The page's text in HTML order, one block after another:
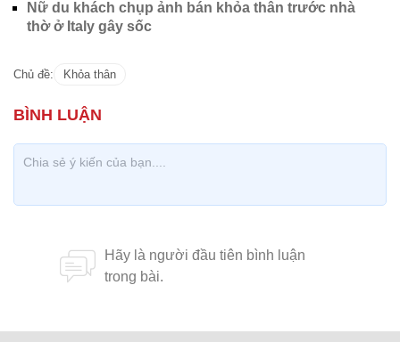
Nữ du khách chụp ảnh bán khỏa thân trước nhà
thờ ở Italy gây sốc
Chủ đề: Khỏa thân